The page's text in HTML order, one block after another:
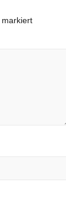
markiert